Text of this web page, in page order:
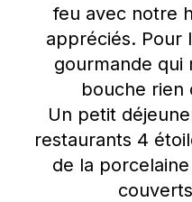
feu avec notre
appréciés. Pour
gourmande qui
bouche rien
Un petit
restaurants 4
de la